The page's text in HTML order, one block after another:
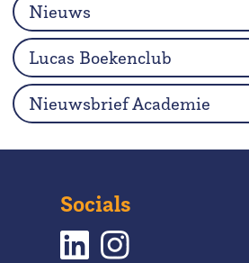
Nieuws
Lucas Boekenclub
Nieuwsbrief Academie
Socials